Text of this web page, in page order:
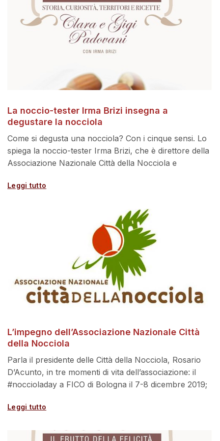
La noccio-tester Irma Brizi insegna a
degustare la nocciola
Come si degusta una nocciola? Con i cinque sensi. Lo
spiega la noccio-tester Irma Brizi, che è direttore della
Associazione Nazionale Città della Nocciola e
Leggi tutto
L’impegno dell’Associazione Nazionale Città
della Nocciola
Parla il presidente delle Città della Nocciola, Rosario
D’Acunto, in tre momenti di vita dell’associazione: il
#noccioladay a FICO di Bologna il 7-8 dicembre 2019;
Leggi tutto